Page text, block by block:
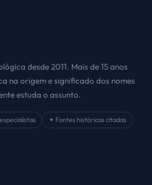
desde 2011. Mais de 15 anos
na origem e significado dos nomes
estuda o assunto.
✦ Fontes históricas citadas